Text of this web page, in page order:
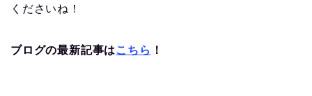
くださいね！
ブログの最新記事は こちら ！